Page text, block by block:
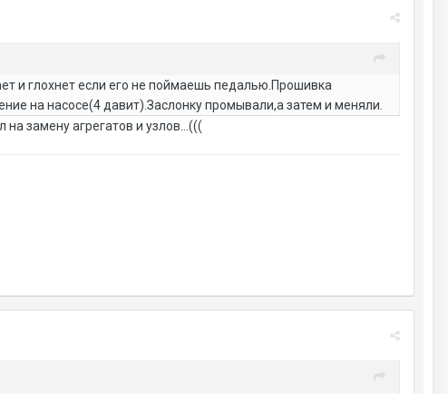
и глохнет если его не поймаешь педалью.Прошивка
на насосе(4 давит).Заслонку промывали,а затем и меняли.
замену агрегатов и узлов...(((